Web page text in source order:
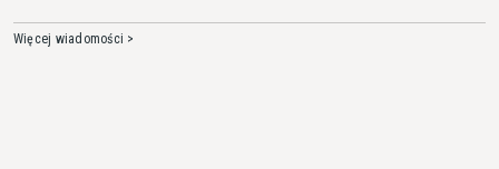
Więcej wiadomości >